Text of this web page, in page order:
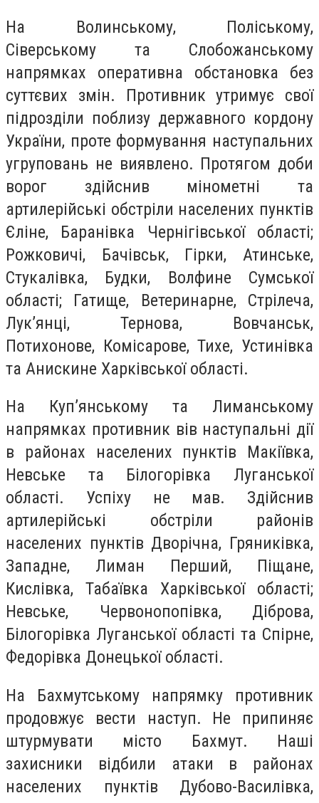
На Волинському, Поліському,
Сіверському та Слобожанському
напрямках оперативна обстановка без
суттєвих змін. Противник утримує свої
підрозділи поблизу державного кордону
України, проте формування наступальних
угруповань не виявлено. Протягом доби
ворог здійснив мінометні та
артилерійські обстріли населених пунктів
Єліне, Баранівка Чернігівської області;
Рожковичі, Бачівськ, Гірки, Атинське,
Стукалівка, Будки, Волфине Сумської
області; Гатище, Ветеринарне, Стрілеча,
Лук’янці, Тернова, Вовчанськ,
Потихонове, Комісарове, Тихе, Устинівка
та Анискине Харківської області.
На Куп’янському та Лиманському
напрямках противник вів наступальні дії
в районах населених пунктів Макіївка,
Невське та Білогорівка Луганської
області. Успіху не мав. Здійснив
артилерійські обстріли районів
населених пунктів Дворічна, Гряниківка,
Западне, Лиман Перший, Піщане,
Кислівка, Табаївка Харківської області;
Невське, Червонопопівка, Діброва,
Білогорівка Луганської області та Спірне,
Федорівка Донецької області.
На Бахмутському напрямку противник
продовжує вести наступ. Не припиняє
штурмувати місто Бахмут. Наші
захисники відбили атаки в районах
населених пунктів Дубово-Василівка,